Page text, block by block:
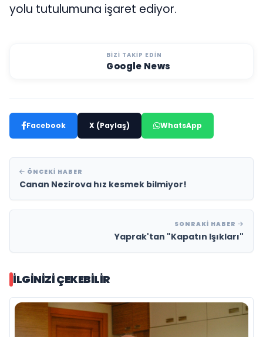
yolu tutulumuna işaret ediyor.
BIZI TAKIP EDIN
Google News
Facebook X (Paylaş) WhatsApp
ÖNCEKI HABER
Canan Nezirova hız kesmek bilmiyor!
SONRAKI HABER
Yaprak'tan "Kapatın Işıkları"
İLGINIZI ÇEKEBILIR